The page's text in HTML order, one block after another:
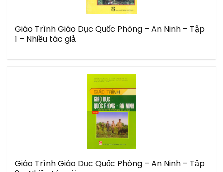
Giáo Trình Giáo Dục Quốc Phòng – An Ninh – Tập
1 – Nhiều tác giả
Giáo Trình Giáo Dục Quốc Phòng – An Ninh – Tập